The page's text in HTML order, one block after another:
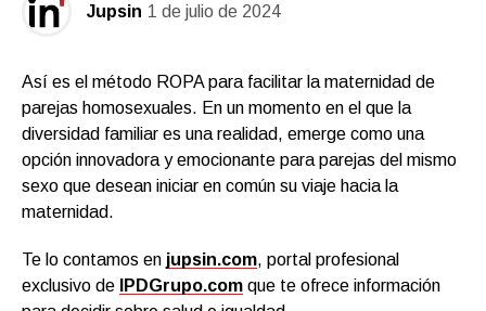
Jupsin 1 de julio de 2024
Así es el método ROPA para facilitar la maternidad de
parejas homosexuales. En un momento en el que la
diversidad familiar es una realidad, emerge como una
opción innovadora y emocionante para parejas del mismo
sexo que desean iniciar en común su viaje hacia la
maternidad.
Te lo contamos en jupsin.com, portal profesional
exclusivo de
IPDGrupo.com que te ofrece información